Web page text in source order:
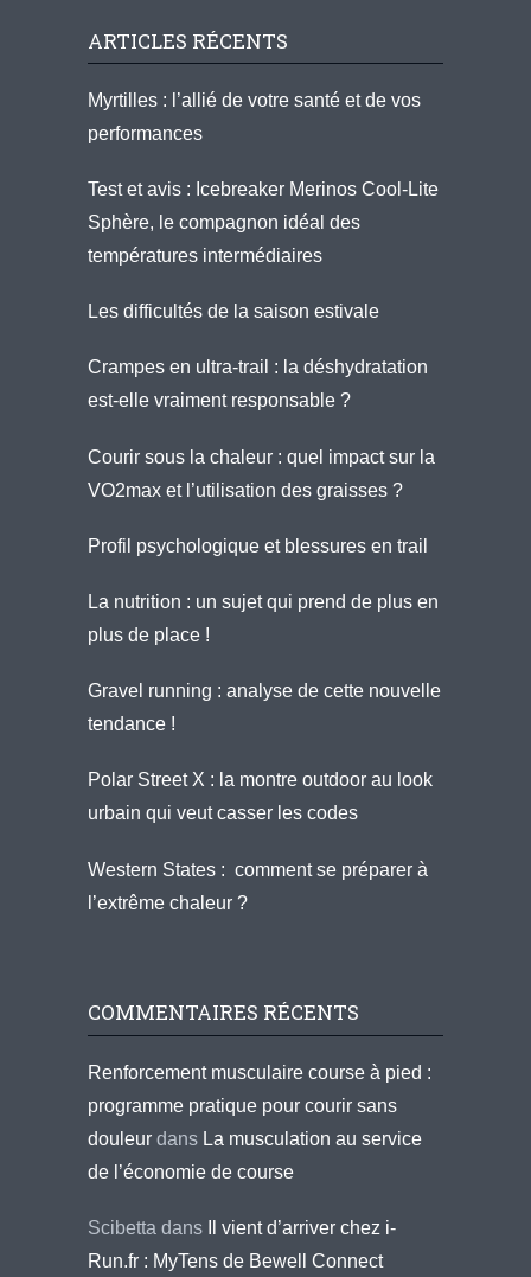
ARTICLES RÉCENTS
Myrtilles : l’allié de votre santé et de vos
performances
Test et avis : Icebreaker Merinos Cool-Lite
Sphère, le compagnon idéal des
températures intermédiaires
Les difficultés de la saison estivale
Crampes en ultra-trail : la déshydratation
est-elle vraiment responsable ?
Courir sous la chaleur : quel impact sur la
VO2max et l’utilisation des graisses ?
Profil psychologique et blessures en trail
La nutrition : un sujet qui prend de plus en
plus de place !
Gravel running : analyse de cette nouvelle
tendance !
Polar Street X : la montre outdoor au look
urbain qui veut casser les codes
Western States : comment se préparer à
l’extrême chaleur ?
COMMENTAIRES RÉCENTS
Renforcement musculaire course à pied :
programme pratique pour courir sans
douleur dans La musculation au service
de l’économie de course
Scibetta dans
Il vient d’arriver chez i-
Run.fr : MyTens de Bewell Connect